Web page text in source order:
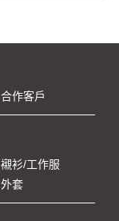
合作客戶
襯衫/工作服
外套